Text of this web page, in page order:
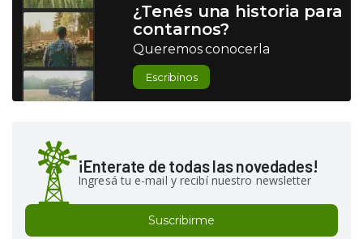
¿Tenés una historia para
contarnos?
Queremos conocerla
Escribinos
¡Enterate de todas las novedades!
Ingresá tu e-mail y recibí nuestro newsletter
Suscribirme